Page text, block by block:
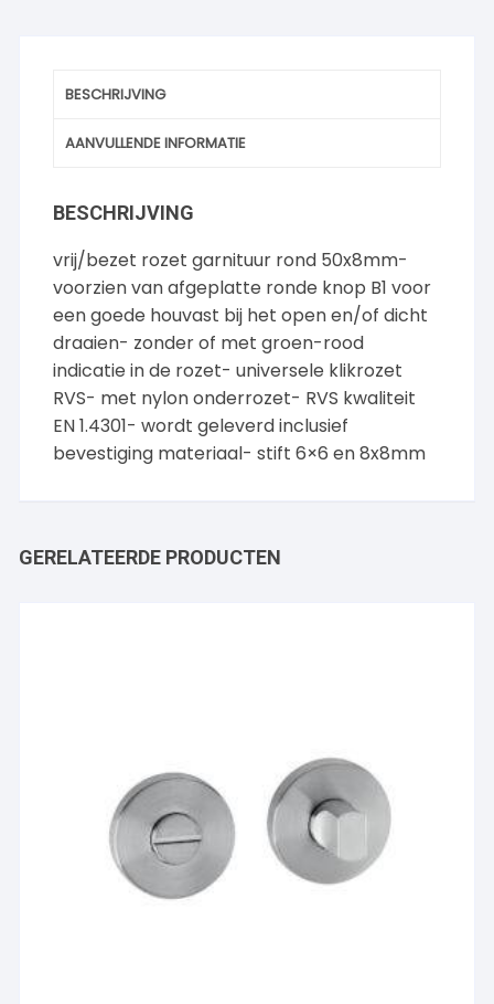
BESCHRIJVING
AANVULLENDE INFORMATIE
BESCHRIJVING
vrij/bezet rozet garnituur rond 50x8mm-
voorzien van afgeplatte ronde knop B1 voor
een goede houvast bij het open en/of dicht
draaien- zonder of met groen-rood
indicatie in de rozet- universele klikrozet
RVS- met nylon onderrozet- RVS kwaliteit
EN 1.4301- wordt geleverd inclusief
bevestiging materiaal- stift 6×6 en 8x8mm
GERELATEERDE PRODUCTEN